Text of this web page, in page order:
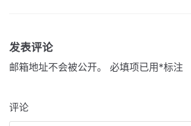
发表评论
邮箱地址不会被公开。 必填项已用 *标注
评论